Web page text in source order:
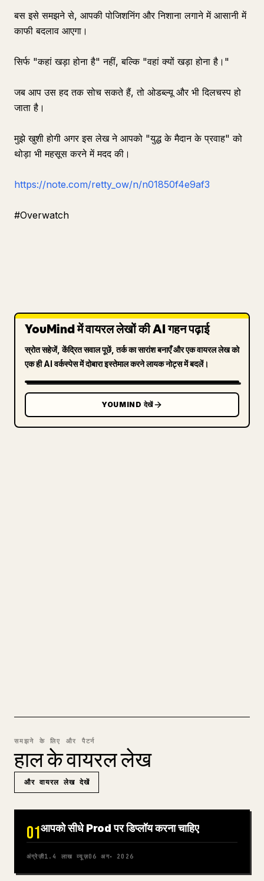
बस इसे समझने से, आपकी पोजिशनिंग और निशाना लगाने में आसानी में
काफी बदलाव आएगा।
सिर्फ "कहां खड़ा होना है" नहीं, बल्कि "वहां क्यों खड़ा होना है।"
जब आप उस हद तक सोच सकते हैं, तो ओडब्ल्यू और भी दिलचस्प हो
जाता है।
मुझे खुशी होगी अगर इस लेख ने आपको "युद्ध के मैदान के प्रवाह" को
थोड़ा भी महसूस करने में मदद की।
https://note.com/retty_ow/n/n01850f4e9af3
#Overwatch
YouMind में वायरल लेखों की AI गहन पढ़ाई
स्रोत सहेजें, केंद्रित सवाल पूछें, तर्क का सारांश बनाएँ और एक वायरल लेख को
एक ही AI वर्कस्पेस में दोबारा इस्तेमाल करने लायक नोट्स में बदलें।
YOUMIND देखें
समझने के लिए और पैटर्न
हाल के वायरल लेख
और वायरल लेख देखें
01आपको सीधे Prod पर डिप्लॉय करना चाहिए
अंग्रेज़ी1.4 लाख व्यूज़06 अग॰ 2026